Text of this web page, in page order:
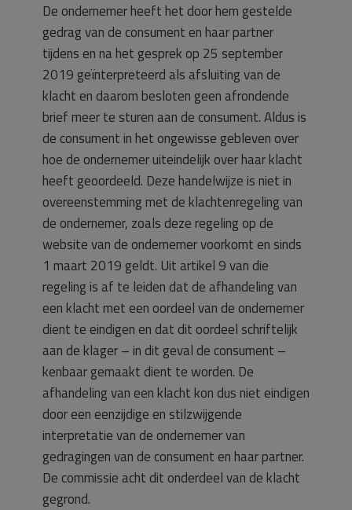
De ondernemer heeft het door hem gestelde
gedrag van de consument en haar partner
tijdens en na het gesprek op 25 september
2019 geïnterpreteerd als afsluiting van de
klacht en daarom besloten geen afrondende
brief meer te sturen aan de consument. Aldus is
de consument in het ongewisse gebleven over
hoe de ondernemer uiteindelijk over haar klacht
heeft geoordeeld. Deze handelwijze is niet in
overeenstemming met de klachtenregeling van
de ondernemer, zoals deze regeling op de
website van de ondernemer voorkomt en sinds
1 maart 2019 geldt. Uit artikel 9 van die
regeling is af te leiden dat de afhandeling van
een klacht met een oordeel van de ondernemer
dient te eindigen en dat dit oordeel schriftelijk
aan de klager – in dit geval de consument –
kenbaar gemaakt dient te worden. De
afhandeling van een klacht kon dus niet eindigen
door een eenzijdige en stilzwijgende
interpretatie van de ondernemer van
gedragingen van de consument en haar partner.
De commissie acht dit onderdeel van de klacht
gegrond.